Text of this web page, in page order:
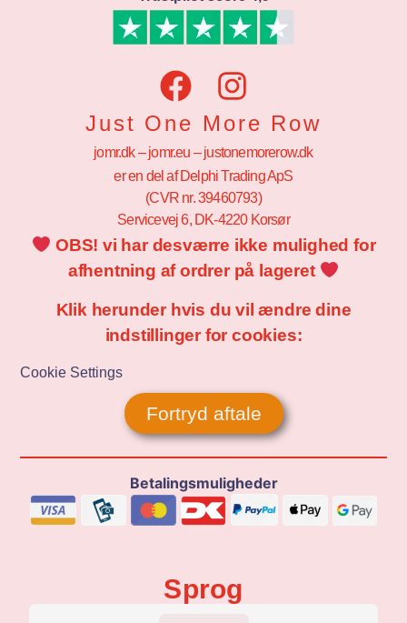
Just One More Row
jomr.dk – jomr.eu – justonemorerow.dk
er en del af Delphi Trading ApS
(CVR nr. 39460793)
Servicevej 6, DK-4220 Korsør
OBS! vi har desværre ikke mulighed for
afhentning af ordrer på lageret
Klik herunder hvis du vil ændre dine
indstillinger for cookies:
Cookie Settings
Fortryd aftale
Betalingsmuligheder
Sprog